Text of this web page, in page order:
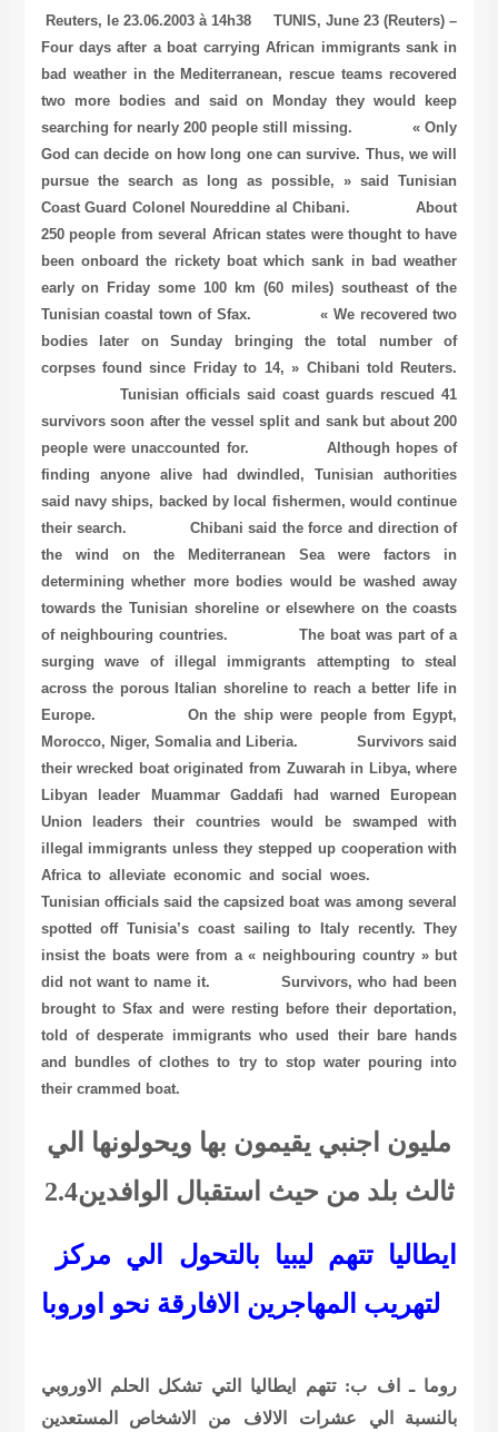
Reuters, le 23.06.2003 à 14h38 TUNIS, June 23 (Reuters) –
Four days after a boat carrying African immigrants sank in
bad weather in the Mediterranean, rescue teams recovered
two more bodies and said on Monday they would keep
searching for nearly 200 people still missing. « Only
God can decide on how long one can survive. Thus, we will
pursue the search as long as possible, » said Tunisian
Coast Guard Colonel Noureddine al Chibani. About
250 people from several African states were thought to have
been onboard the rickety boat which sank in bad weather
early on Friday some 100 km (60 miles) southeast of the
Tunisian coastal town of Sfax. « We recovered two
bodies later on Sunday bringing the total number of
corpses found since Friday to 14, » Chibani told Reuters.
Tunisian officials said coast guards rescued 41
survivors soon after the vessel split and sank but about 200
people were unaccounted for. Although hopes of
finding anyone alive had dwindled, Tunisian authorities
said navy ships, backed by local fishermen, would continue
their search. Chibani said the force and direction of
the wind on the Mediterranean Sea were factors in
determining whether more bodies would be washed away
towards the Tunisian shoreline or elsewhere on the coasts
of neighbouring countries. The boat was part of a
surging wave of illegal immigrants attempting to steal
across the porous Italian shoreline to reach a better life in
Europe. On the ship were people from Egypt,
Morocco, Niger, Somalia and Liberia. Survivors said
their wrecked boat originated from Zuwarah in Libya, where
Libyan leader Muammar Gaddafi had warned European
Union leaders their countries would be swamped with
illegal immigrants unless they stepped up cooperation with
Africa to alleviate economic and social woes.
Tunisian officials said the capsized boat was among several
spotted off Tunisia’s coast sailing to Italy recently. They
insist the boats were from a « neighbouring country » but
did not want to name it. Survivors, who had been
brought to Sfax and were resting before their deportation,
told of desperate immigrants who used their bare hands
and bundles of clothes to try to stop water pouring into
their crammed boat.
مليون اجنبي يقيمون بها ويحولونها الي
ثالث بلد من حيث استقبال الوافدين2.4
لتهريب المهاجرين الافارقة نحو اوروبا
روما ـ اف ب: تتهم ايطاليا التي تشكل الحلم الاوروبي
بالنسبة الي عشرات الالاف من الاشخاص المستعدين